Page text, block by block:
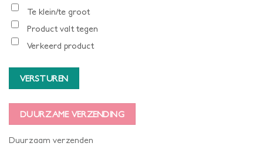
Te klein/te groot
Product valt tegen
Verkeerd product
VERSTUREN
DUURZAME VERZENDING
Duurzaam verzenden